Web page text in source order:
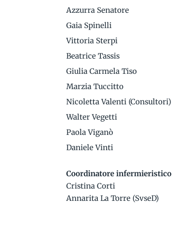
Azzurra Senatore
Gaia Spinelli
Vittoria Sterpi
Beatrice Tassis
Giulia Carmela Tiso
Marzia Tuccitto
Nicoletta Valenti (Consultori)
Walter Vegetti
Paola Viganò
Daniele Vinti
Coordinatore infermieristico
Cristina Corti
Annarita La Torre (SvseD)